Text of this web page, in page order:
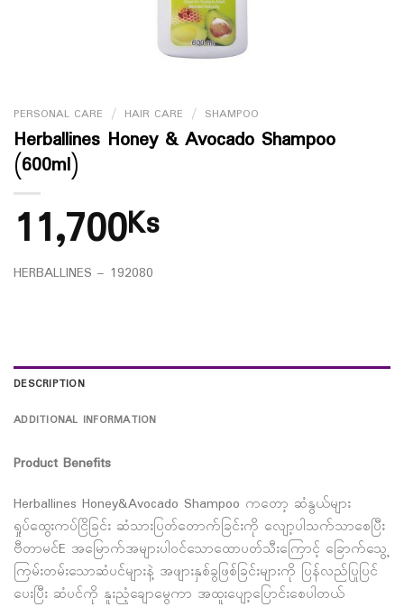
PERSONAL CARE / HAIR CARE / SHAMPOO
Herballines Honey & Avocado Shampoo
(600ml)
11,700Ks
HERBALLINES – 192080
DESCRIPTION
ADDITIONAL INFORMATION
Product Benefits
Herballines Honey&Avocado Shampoo ကတော့ ဆံနွယ်များ
ရှုပ်ထွေးကပ်ငြိခြင်း ဆံသားပြတ်တောက်ခြင်းကို လျော့ပါသက်သာစေပြီး
ဗီတာမင်E အမြောက်အများပါဝင်သောထောပတ်သီးကြောင့် ခြောက်သွေ့
ကြမ်းတမ်းသောဆံပင်များနဲ့ အဖျားနှစ်ခွဖြစ်ခြင်းများကို ပြန်လည်ပြုပြင်
ပေးပြီး ဆံပင်ကို နူးညံ့ချောမွေကာ အထူးပျော့ပြောင်းစေပါတယ်